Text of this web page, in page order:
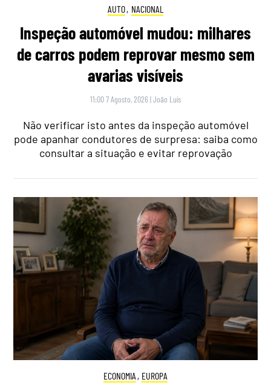
AUTO, NACIONAL
Inspeção automóvel mudou: milhares
de carros podem reprovar mesmo sem
avarias visíveis
11:00 7 Agosto, 2026 |João Luís
Não verificar isto antes da inspeção automóvel
pode apanhar condutores de surpresa: saiba como
consultar a situação e evitar reprovação
ECONOMIA , EUROPA